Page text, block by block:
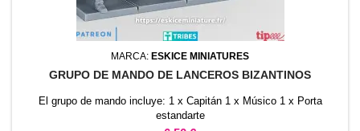
MARCA: ESKICE MINIATURES
GRUPO DE MANDO DE LANCEROS BIZANTINOS
El grupo de mando incluye: 1 x Capitán 1 x Músico 1 x Porta
estandarte